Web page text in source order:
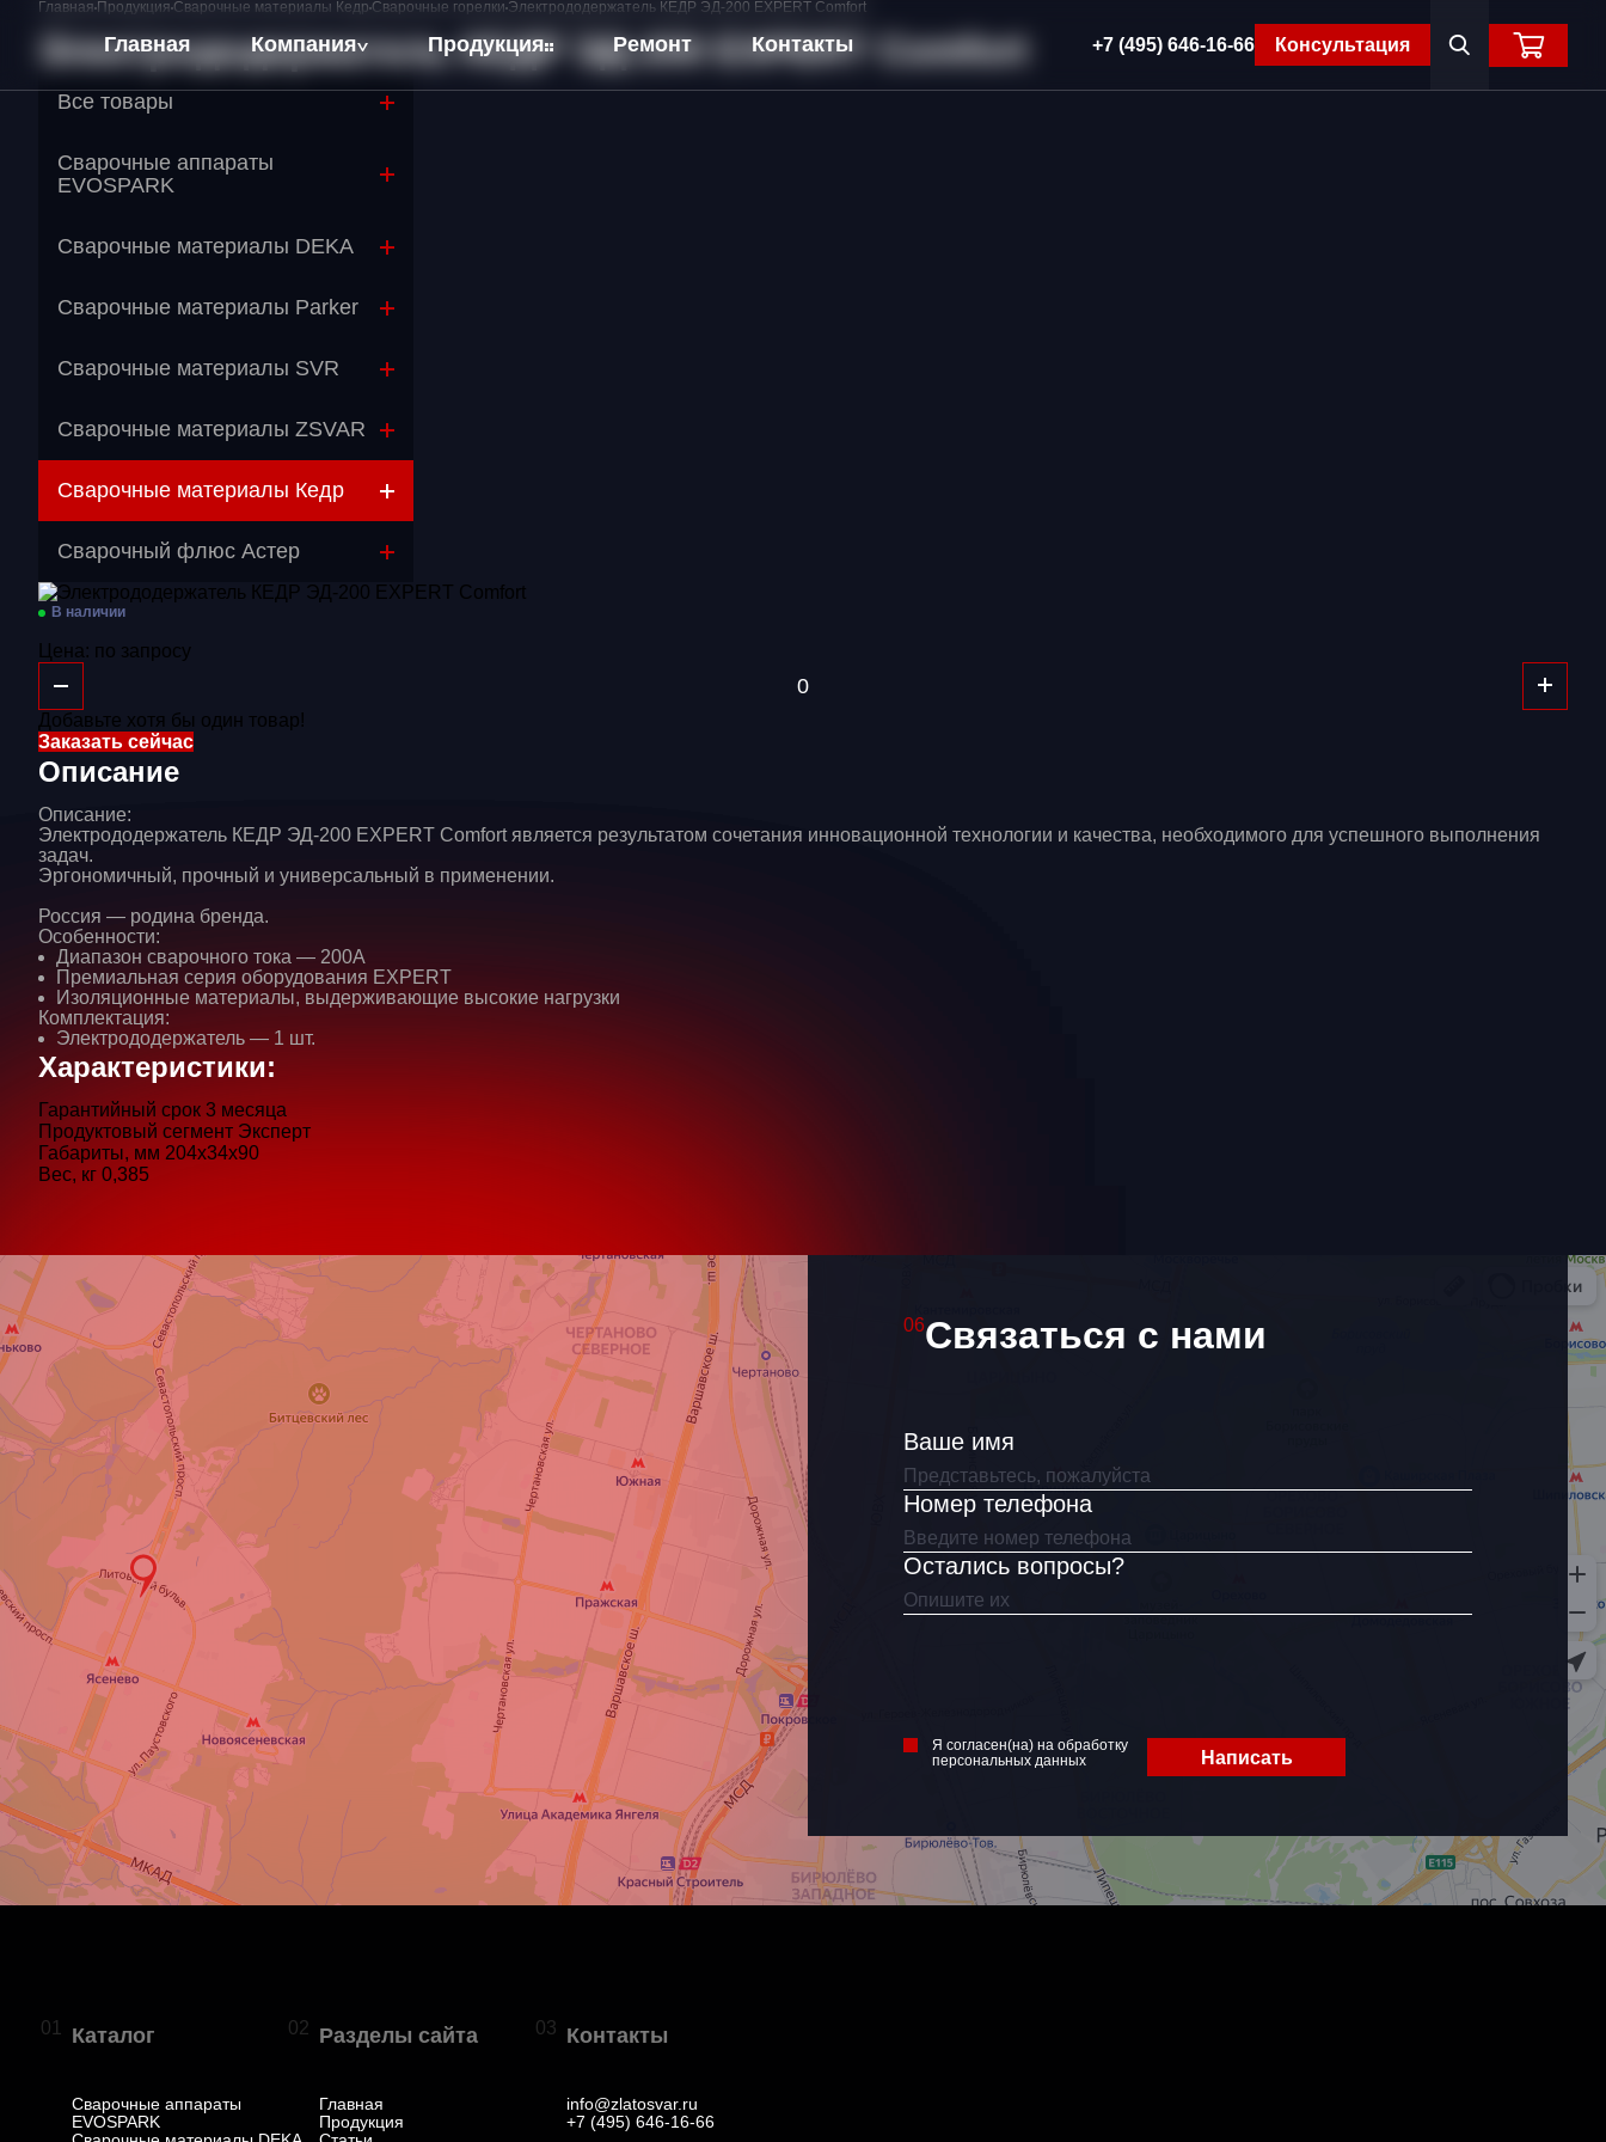
Главная Компания
Оплата и Доставка
Продукция Ремонт Контакты +7 (495) 646-16-66 Консультация
Главная Продукция Сварочные материалы Кедр Сварочные горелки Электрододержатель КЕДР ЭД-200 EXPERT Comfort
Электрододержатель КЕДР ЭД-200 EXPERT Comfort
Все товары
Сварочные аппараты
EVOSPARK
Сварочные материалы DEKA
Сварочные материалы Parker
Сварочные материалы SVR
Сварочные материалы ZSVAR
Сварочные материалы Кедр
Перейти в категорию
Газосварочное оборудование
Расходные материалы
Сварочные аппараты
Сварочные горелки
Средства защиты
Сварочный флюс Астер
В наличии
Цена: по запросу
Добавьте хотя бы один товар!
Заказать сейчас
Описание
Описание:
Электрододержатель КЕДР ЭД-200 EXPERT Comfort является результатом сочетания инновационной технологии и качества, необходимого для успешного выполнения
задач.
Эргономичный, прочный и универсальный в применении.
Россия — родина бренда.
Особенности:
Диапазон сварочного тока — 200А
Премиальная серия оборудования EXPERT
Изоляционные материалы, выдерживающие высокие нагрузки
Комплектация:
Электрододержатель — 1 шт.
Характеристики:
Гарантийный срок 3 месяца
Продуктовый сегмент Эксперт
Габариты, мм 204х34х90
Вес, кг 0,385
06Связаться с нами
Ваше имя
Номер телефона
Остались вопросы?
Я согласен(на) на обработку
персональных данных
Написать
Как связаться?
Я согласен(на) на обработку
персональных данных
01 Каталог
Сварочные аппараты
EVOSPARK
02 Разделы сайта
Главная
Продукция
03 Контакты
info@zlatosvar.ru
+7 (495) 646-16-66